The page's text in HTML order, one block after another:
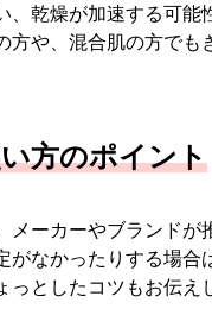
、乾燥が加速する可能
方や、混合肌の方でも
方のポイント
メーカーやブランドが
がなかったりする場合
としたコツもお伝え